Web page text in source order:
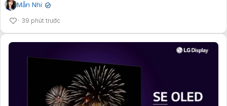
Mẫn Nhi ✔
39 phút trước